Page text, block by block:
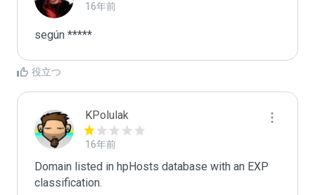
16年前
según *****
役立つ
KPolulak
16年前
Domain listed in hpHosts database with an EXP
classification.